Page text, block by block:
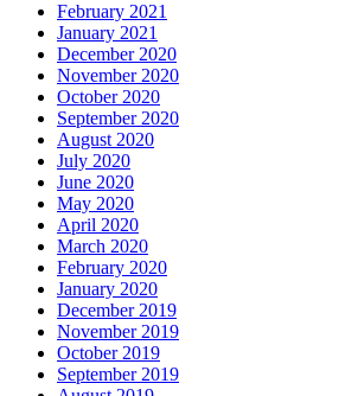
February 2021
January 2021
December 2020
November 2020
October 2020
September 2020
August 2020
July 2020
June 2020
May 2020
April 2020
March 2020
February 2020
January 2020
December 2019
November 2019
October 2019
September 2019